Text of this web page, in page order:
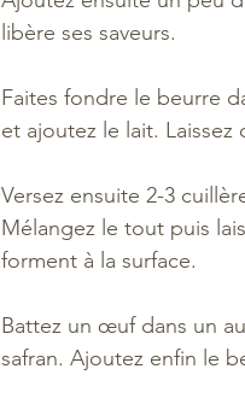
libère ses saveurs.
Faites fondre le beurre
et ajoutez le lait.
Versez ensuite 2-3
Mélangez le tout puis
forment à la surface.
Battez un œuf dans un
safran. Ajoutez enfin le